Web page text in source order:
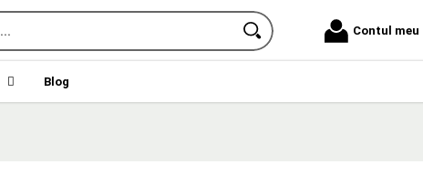
Contul meu
Blog